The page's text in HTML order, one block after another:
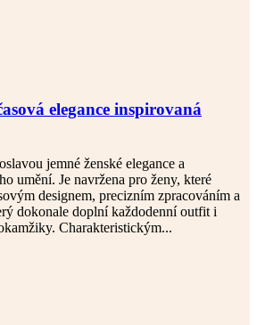
elegance inspirovaná
jemné ženské elegance a
umění. Je navržena pro ženy, které
designem, precizním zpracováním a
dokonale doplní každodenní outfit i
Charakteristickým...